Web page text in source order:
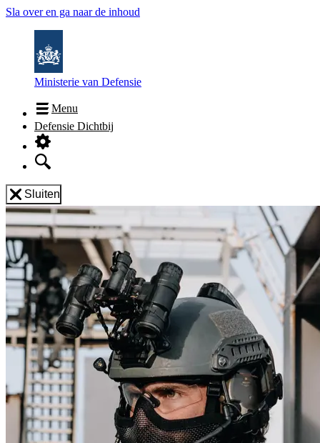
Sla over en ga naar de inhoud
Ministerie van Defensie
Menu
Defensie Dichtbij
Sluiten